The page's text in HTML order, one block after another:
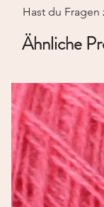
Hast du
Ähnliche